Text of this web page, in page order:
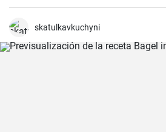
una mezcla de especias, ofrece una
forma de hacer la paella, esta receta se
skatulkavkuchyni